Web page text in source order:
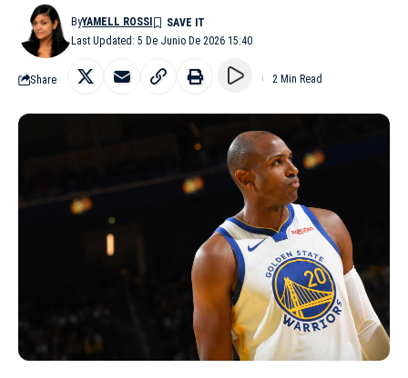
Last Updated: 5 De Junio De 2026 15:40
ByYAMELL ROSSI
Share 2 Min Read